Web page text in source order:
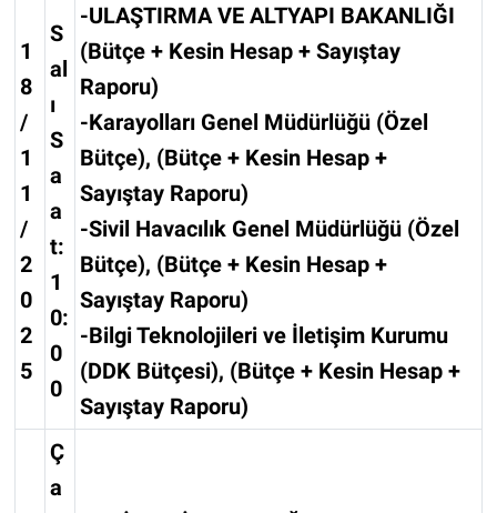
1
8
/
1
1
/
2
0
2
5
S
al
ı
S
a
a
t:
1
0:
0
0
-ULAŞTIRMA VE ALTYAPI BAKANLIĞI
(Bütçe + Kesin Hesap + Sayıştay
Raporu)
-Karayolları Genel Müdürlüğü (Özel
Bütçe), (Bütçe + Kesin Hesap +
Sayıştay Raporu)
-Sivil Havacılık Genel Müdürlüğü (Özel
Bütçe), (Bütçe + Kesin Hesap +
Sayıştay Raporu)
-Bilgi Teknolojileri ve İletişim Kurumu
(DDK Bütçesi), (Bütçe + Kesin Hesap +
Sayıştay Raporu)
Ç
a